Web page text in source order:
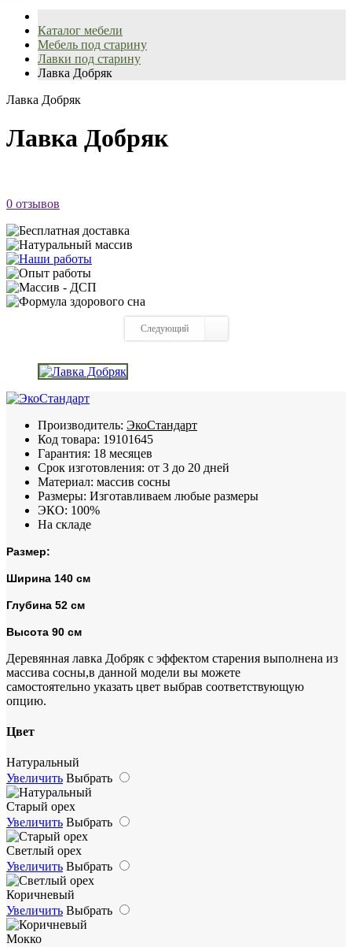
Каталог мебели
Мебель под старину
Лавки под старину
Лавка Добряк
Лавка Добряк
Лавка Добряк
0 отзывов
Следующий
Производитель: ЭкоСтандарт
Код товара: 19101645
Гарантия: 18 месяцев
Срок изготовления: от 3 до 20 дней
Материал: массив сосны
Размеры: Изготавливаем любые размеры
ЭКО: 100%
На складе
Размер:
Ширина 140 см
Глубина 52 см
Высота 90 см
Деревянная лавка Добряк с эффектом старения выполнена из
массива сосны,в данной модели вы можете
самостоятельно указать цвет выбрав соответствующую
опцию.
Цвет
Натуральный
Увеличить Выбрать
Старый орех
Увеличить Выбрать
Светлый орех
Увеличить Выбрать
Коричневый
Увеличить Выбрать
Мокко